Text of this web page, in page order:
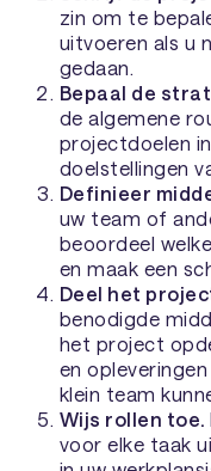
zin om te
uitvoeren als u
gedaan.
Bepaal de
de algemene
projectdoelen
doelstellingen
Definieer
uw team of
beoordeel
en maak een
Deel het
benodigde
het project
en
klein team
Wijs rollen toe.
voor elke taak